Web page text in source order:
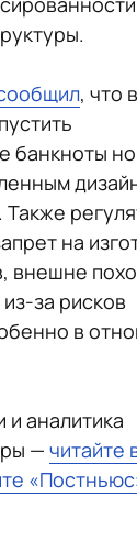
, что
банкноты
на
внешне
за рисков
в
и аналитика
— читайте